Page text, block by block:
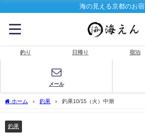
海の見える京都のお宿
釣り 日帰り 宿泊
メール
ホーム 釣果 釣果10/15（火）中潮
釣果